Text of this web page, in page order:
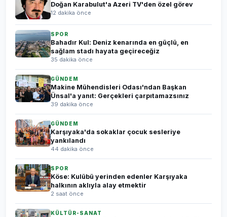
Doğan Karabulut'a Azeri TV'den özel görev
12 dakika önce
SPOR
Bahadır Kul: Deniz kenarında en güçlü, en
sağlam stadı hayata geçireceğiz
35 dakika önce
GÜNDEM
Makine Mühendisleri Odası'ndan Başkan
Ünsal'a yanıt: Gerçekleri çarpıtamazsınız
39 dakika önce
GÜNDEM
Karşıyaka'da sokaklar çocuk sesleriye
yankılandı
44 dakika önce
SPOR
Köse: Kulübü yerinden edenler Karşıyaka
halkının aklıyla alay etmektir
2 saat önce
KÜLTÜR-SANAT